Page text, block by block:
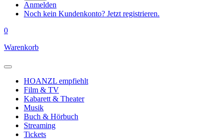
Anmelden
Noch kein Kundenkonto? Jetzt registrieren.
0
Warenkorb
HOANZL empfiehlt
Film & TV
Kabarett & Theater
Musik
Buch & Hörbuch
Streaming
Tickets